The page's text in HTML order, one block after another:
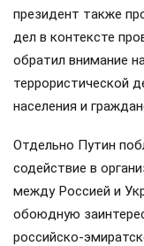
президент также
дел в контексте
обратил внимание
террористической
населения и
Отдельно Путин
содействие в
между Россией и
обоюдную
российско-